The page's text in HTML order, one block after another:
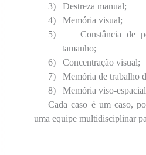
3)
Destreza manual;
4)
Memória visual;
5)
Constância de
tamanho;
6)
Concentração visual;
7)
Memória de trabalho
8)
Memória viso-
Cada caso é um caso,
uma equipe multidisciplinar